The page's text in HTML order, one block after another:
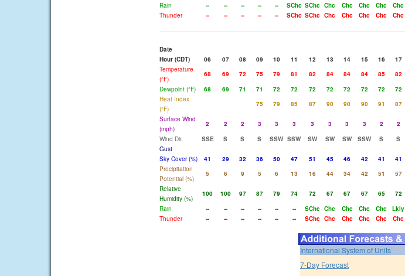
Rain
-- -- -- -- -- SChc SChc Chc Chc Chc Chc Chc
Thunder
-- -- -- -- -- SChc SChc Chc Chc Chc Chc Chc
Date
Hour (CDT)
06 07 08 09 10 11 12 13 14 15 16 17
Temperature
(°F)
68 69 72 75 79 81 82 84 84 84 85 82
Dewpoint (°F)
68 69 71 71 72 72 72 72 72 72 72 72
Heat Index
(°F)
75 79 85 87 90 90 90 91 87
Surface Wind
(mph)
2 2 2 3 3 3 3 3 3 3 2 2
Wind Dir
SSE S S S SSW SSW SW SW SW SSW S S
Gust
Sky Cover (%)
41 29 32 36 50 47 51 45 46 42 41 41
Precipitation
Potential (%)
5 6 9 5 6 13 16 44 34 42 51 57
Relative
Humidity (%)
100 100 97 87 79 74 72 67 67 67 65 72
Rain
-- -- -- -- -- -- SChc Chc Chc Chc Chc Lkly
Thunder
-- -- -- -- -- -- SChc Chc Chc Chc Chc Chc
International System of Units
7-Day Forecast